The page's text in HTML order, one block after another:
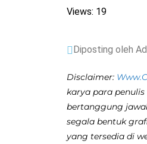
Views: 19
Diposting oleh
Disclaimer:
karya para
bertanggung
segala bentuk
yang tersedia di